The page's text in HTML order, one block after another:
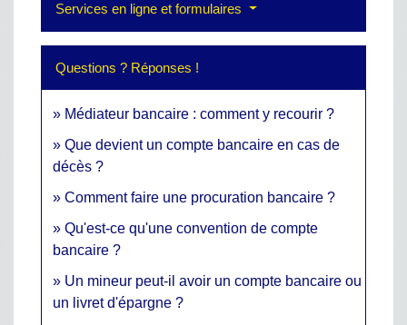
Services en ligne et formulaires
Questions ? Réponses !
Médiateur bancaire : comment y recourir ?
Que devient un compte bancaire en cas de
décès ?
Comment faire une procuration bancaire ?
Qu'est-ce qu'une convention de compte
bancaire ?
Un mineur peut-il avoir un compte bancaire ou
un livret d'épargne ?